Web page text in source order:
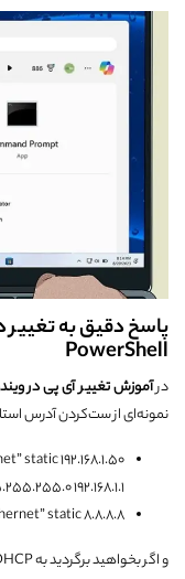
PowerShell
درآموزش تغییر آی پی در
نمونه‌ای از ست‌کردن آدرس
static 192.168.1.50
192.168.1.1
static 8.8.8.8
و اگر بخواهید برگردید به DHCP: